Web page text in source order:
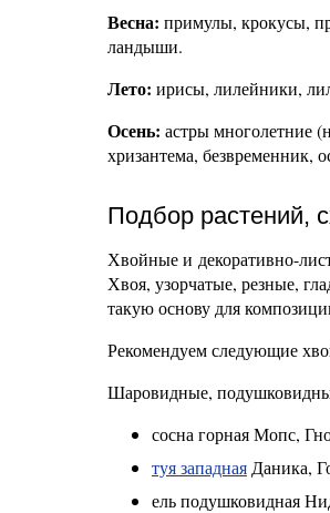
Весна: примулы, крокусы,
ландыши.
Лето: ирисы, лилейники,
Осень: астры многолетние
хризантема, безвременник,
Подбор растений,
Хвойные и декоративно-
Хвоя, узорчатые, резные,
такую основу для
Рекомендуем следующие
Шаровидные,
сосна горная Мопс,
туя западная Даника,
ель подушковидная